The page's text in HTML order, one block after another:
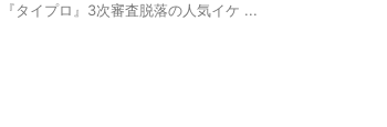
『タイプロ』3次審査脱落の人気イケ ...